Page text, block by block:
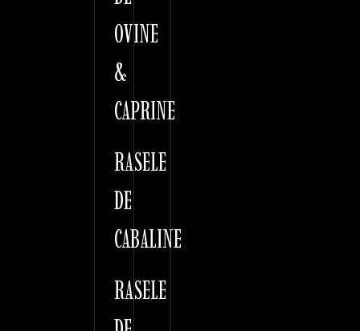
OVINE
&
CAPRINE
RASELE
DE
CABALINE
RASELE